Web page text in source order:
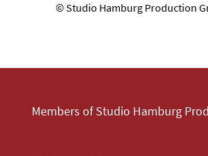
© Studio Hamburg Production
Members of Studio Hamburg